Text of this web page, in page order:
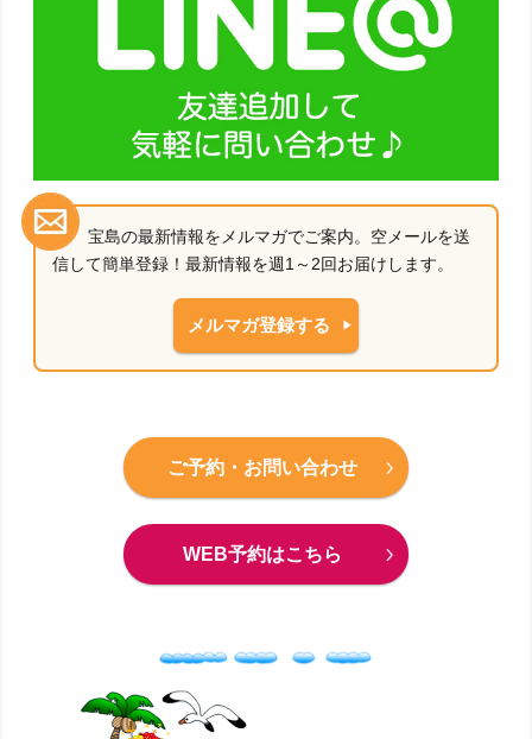
宝島の最新情報をメルマガでご案内。空メールを送
信して簡単登録！最新情報を週1～2回お届けします。
メルマガ登録する
ご予約・お問い合わせ
WEB予約はこちら